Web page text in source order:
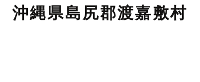
沖縄県島尻郡渡嘉敷村